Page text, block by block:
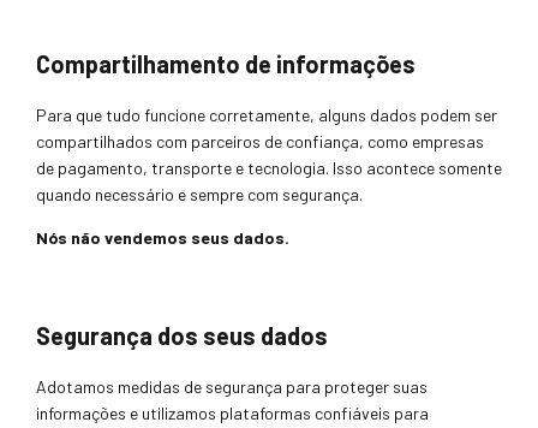
Compartilhamento de informações
Para que tudo funcione corretamente, alguns dados podem ser
compartilhados com parceiros de confiança, como empresas
de pagamento, transporte e tecnologia. Isso acontece somente
quando necessário e sempre com segurança.
Nós não vendemos seus dados.
Segurança dos seus dados
Adotamos medidas de segurança para proteger suas
informações e utilizamos plataformas confiáveis para